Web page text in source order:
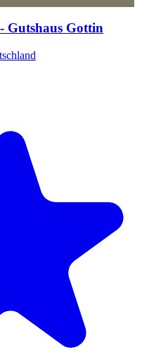
Gutshaus Gottin